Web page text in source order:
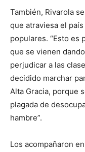
También, Rivarola
que atraviesa el
populares. “Esto es
que se vienen
perjudicar a las
decidido marchar
Alta Gracia, porque
plagada de
hambre”.
Los acompañaron